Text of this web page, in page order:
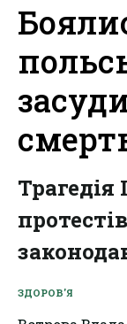
ЗДОРОВ'Я